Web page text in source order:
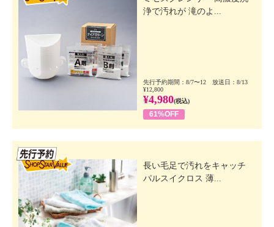
浄で汚れが 滝のよ...
先行予約期間：8/7〜12 放送日：8/13
¥12,800
¥4,980(税込)
61%OFF
長い毛足で汚れをキャッチ
パルスイクロス 薄...